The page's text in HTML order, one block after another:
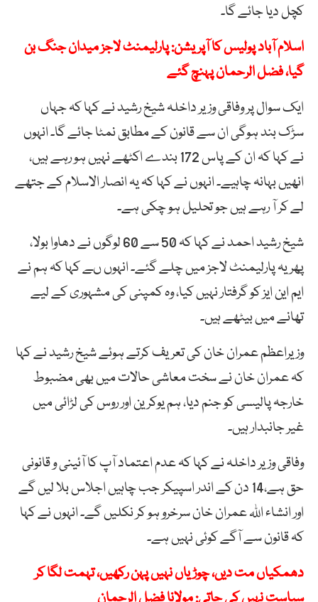
کچل دیا جائے گا۔
اسلام آباد پولیس کا آپریشن: پارلیمنٹ لاجز میدان جنگ بن
گیا، فضل الرحمان پہنچ گئے
ایک سوال پر وفاقی وزیر داخلہ شیخ رشید نے کہا کہ جہاں
سڑک بند ہوگی ان سے قانون کے مطابق نمٹا جائے گا۔ انہوں
نے کہا کہ ان کے پاس 172 بندے اکٹھے نہیں ہو رہے ہیں،
انھیں بہانہ چاہیے۔ انہوں نے کہا کہ یہ انصار الاسلام کے جتھے
لے کر آ رہے ہیں جو تحلیل ہو چکی ہے۔
شیخ رشید احمد نے کہا کہ 50 سے 60 لوگوں نے دھاوا بولا،
پھر یہ پارلیمنٹ لاجز میں چلے گئے۔ انہوں ںے کہا کہ ہم نے
ایم این ایز کو گرفتار نہیں کیا، وہ کمپنی کی مشہوری کے لیے
تھانے میں بیٹھے ہیں۔
وزیراعظم عمران خان کی تعریف کرتے ہوئے شیخ رشید نے کہا
کہ عمران خان نے سخت معاشی حالات میں بھی مضبوط
خارجہ پالیسی کو جنم دیا، ہم یوکرین اور روس کی لڑائی میں
غیر جانبدار ہیں۔
وفاقی وزیر داخلہ نے کہا کہ عدم اعتماد آپ کا آئینی و قانونی
حق ہے،14 دن کے اندر اسپیکر جب چاہیں اجلاس بلا لیں گے
اور انشاء اللہ عمران خان سرخرو ہو کر نکلیں گے۔ انہوں نے کہا
کہ قانون سے آگے کوئی نہیں ہے۔
دھمکیاں مت دیں، چوڑیاں نہیں پہن رکھیں، تہمت لگا کر